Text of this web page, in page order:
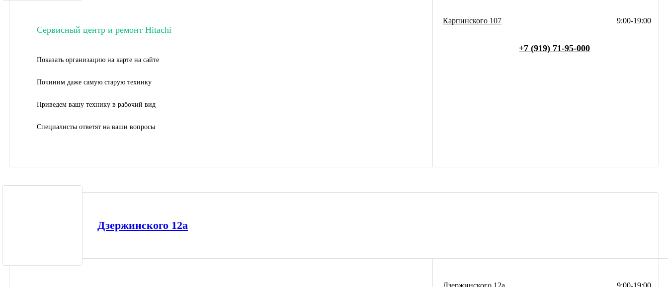
Сервисный центр и ремонт Hitachi
Показать организацию на карте на сайте
Починим даже самую старую технику
Приведем вашу технику в рабочий вид
Специалисты ответят на ваши вопросы
9:00-19:00
Карпинского 107
+7 (919) 71-95-000
Дзержинского 12а
9:00-19:00
Дзержинского 12а